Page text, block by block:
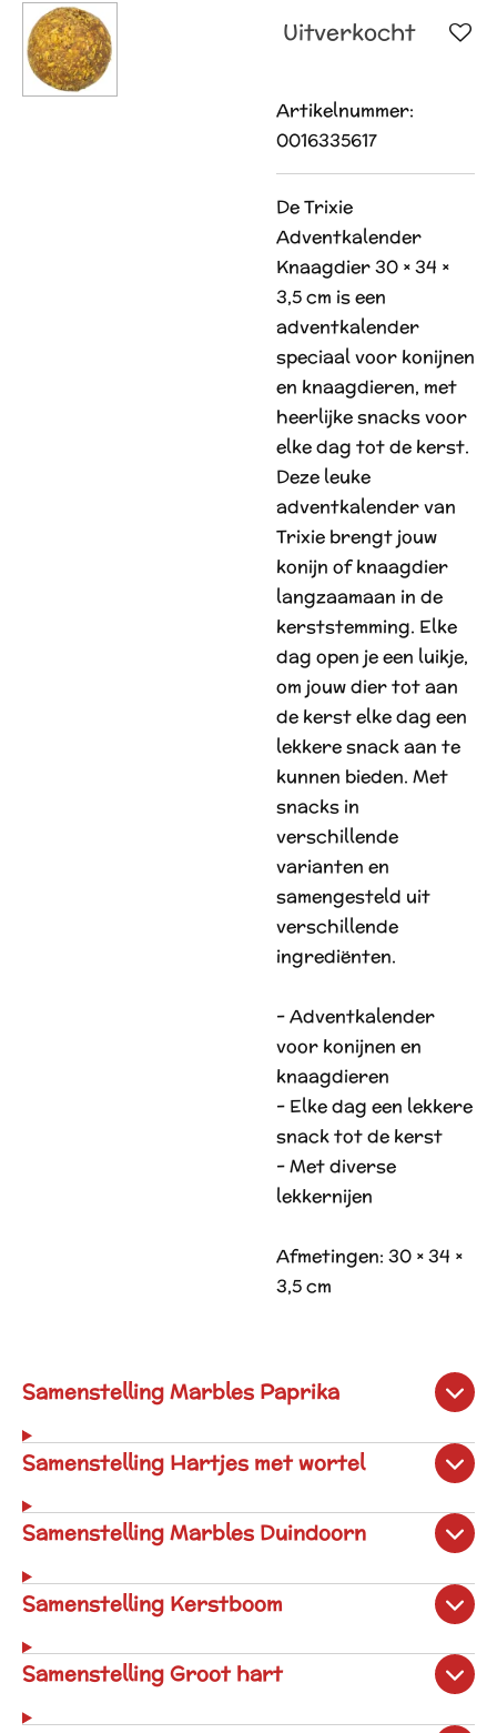
Uitverkocht
Artikelnummer:
0016335617
De Trixie
Adventkalender
Knaagdier 30 × 34 ×
3,5 cm is een
adventkalender
speciaal voor konijnen
en knaagdieren, met
heerlijke snacks voor
elke dag tot de kerst.
Deze leuke
adventkalender van
Trixie brengt jouw
konijn of knaagdier
langzaamaan in de
kerststemming. Elke
dag open je een luikje,
om jouw dier tot aan
de kerst elke dag een
lekkere snack aan te
kunnen bieden. Met
snacks in
verschillende
varianten en
samengesteld uit
verschillende
ingrediënten.
- Adventkalender
voor konijnen en
knaagdieren
- Elke dag een lekkere
snack tot de kerst
- Met diverse
lekkernijen
Afmetingen: 30 × 34 ×
3,5 cm
Samenstelling Marbles Paprika
Samenstelling Hartjes met wortel
Samenstelling Marbles Duindoorn
Samenstelling Kerstboom
Samenstelling Groot hart